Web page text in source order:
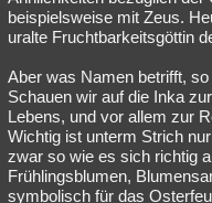
beispielsweise mit Zeus.
uralte Fruchtbarkeitsgöttin
Aber was Namen betrifft,
Schauen wir auf die Inka
Lebens, und vor allem zur
Wichtig ist unterm Strich
zwar so wie es sich richtig
Frühlingsblumen,
symbolisch für das